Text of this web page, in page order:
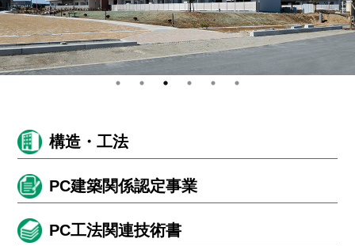
構造・工法
PC建築関係認定事業
PC工法関連技術書